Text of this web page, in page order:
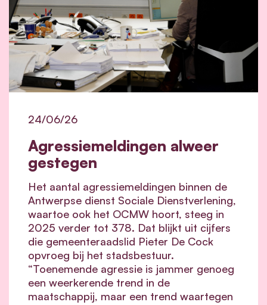
Agressiemeldingen alweer
gestegen
24/06/26
Het aantal agressiemeldingen binnen de
Antwerpse dienst Sociale Dienstverlening,
waartoe ook het OCMW hoort, steeg in
2025 verder tot 378. Dat blijkt uit cijfers
die gemeenteraadslid Pieter De Cock
opvroeg bij het stadsbestuur.
“Toenemende agressie is jammer genoeg
een weerkerende trend in de
maatschappij, maar een trend waartegen